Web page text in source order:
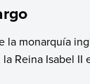
la monarquía
Reina Isabel II